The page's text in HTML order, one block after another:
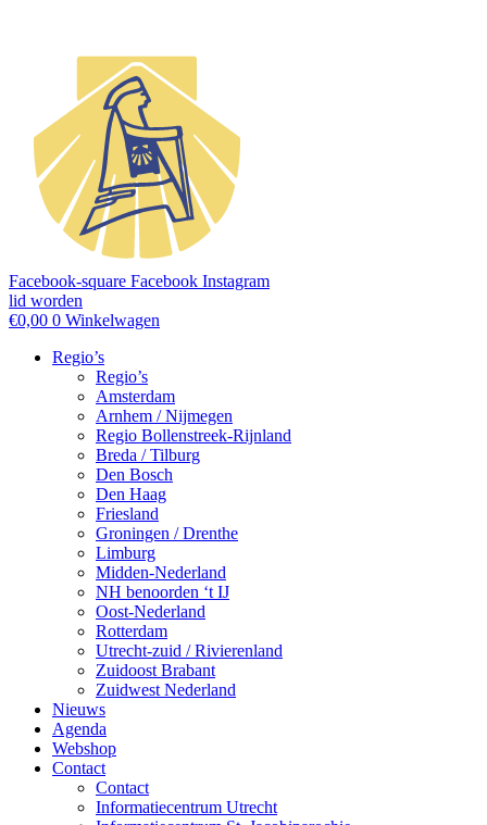
Facebook-square Facebook Instagram
lid worden
€0,00 0 Winkelwagen
Regio’s
Regio’s
Amsterdam
Arnhem / Nijmegen
Regio Bollenstreek-Rijnland
Breda / Tilburg
Den Bosch
Den Haag
Friesland
Groningen / Drenthe
Limburg
Midden-Nederland
NH benoorden ‘t IJ
Oost-Nederland
Rotterdam
Utrecht-zuid / Rivierenland
Zuidoost Brabant
Zuidwest Nederland
Nieuws
Agenda
Webshop
Contact
Contact
Informatiecentrum Utrecht